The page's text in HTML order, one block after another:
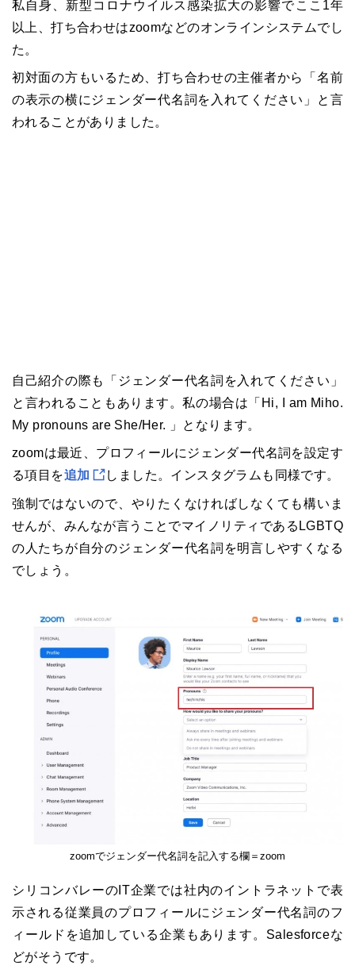
私自身、新型コロナウイルス感染拡大の影響でここ1年
以上、打ち合わせはzoomなどのオンラインシステムでし
た。
初対面の方もいるため、打ち合わせの主催者から「名前
の表示の横にジェンダー代名詞を入れてください」と言
われることがありました。
自己紹介の際も「ジェンダー代名詞を入れてください」
と言われることもあります。私の場合は「Hi, I am Miho.
My pronouns are She/Her. 」となります。
zoomは最近、プロフィールにジェンダー代名詞を設定す
る項目を追加 しました。インスタグラムも同様です。
強制ではないので、やりたくなければしなくても構いま
せんが、みんなが言うことでマイノリティであるLGBTQ
の人たちが自分のジェンダー代名詞を明言しやすくなる
でしょう。
zoomでジェンダー代名詞を記入する欄＝zoom
シリコンバレーのIT企業では社内のイントラネットで表
示される従業員のプロフィールにジェンダー代名詞のフ
ィールドを追加している企業もあります。Salesforceな
どがそうです。